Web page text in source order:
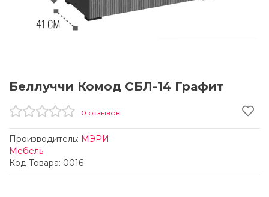
Беллуччи Комод СБЛ-14 Графит
0 отзывов
Производитель: МЭРИ
Мебель
Код Товара: 0016